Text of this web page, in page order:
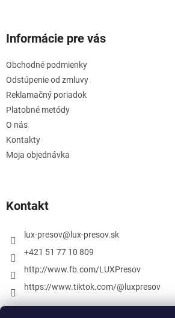
Informácie pre vás
Obchodné podmienky
Odstúpenie od zmluvy
Reklamačný poriadok
Platobné metódy
O nás
Kontakty
Moja objednávka
Kontakt
lux-presov@ lux-presov.sk
+421 51 77 10 809
http://www.fb.com/LUXPresov
https://www.tiktok.com/@luxpresov